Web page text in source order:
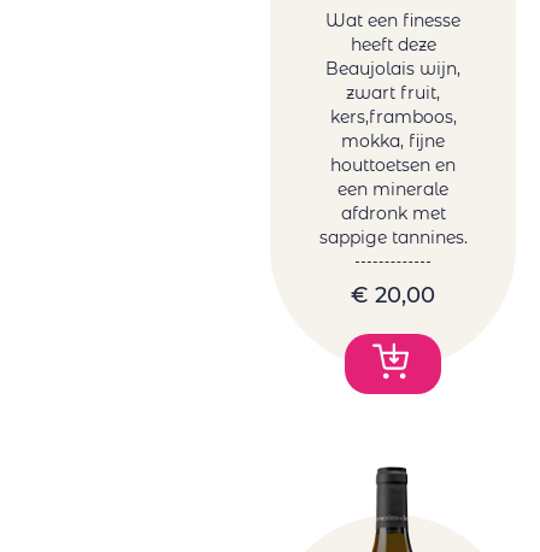
Wat een finesse
heeft deze
Beaujolais wijn,
zwart fruit,
kers,framboos,
mokka, fijne
houttoetsen en
een minerale
afdronk met
sappige tannines.
€ 20,00